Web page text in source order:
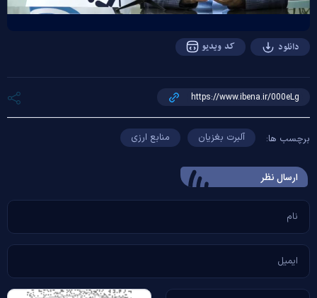
دانلود کد ویدیو
برچسب ها: آلبرت بغزیان منابع ارزی
ارسال‌ نظر